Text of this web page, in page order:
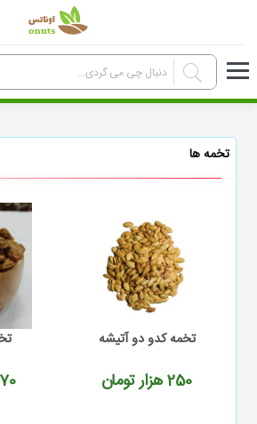
تخمه ها
تخمه کدو دو آتیشه
250هزار تومان